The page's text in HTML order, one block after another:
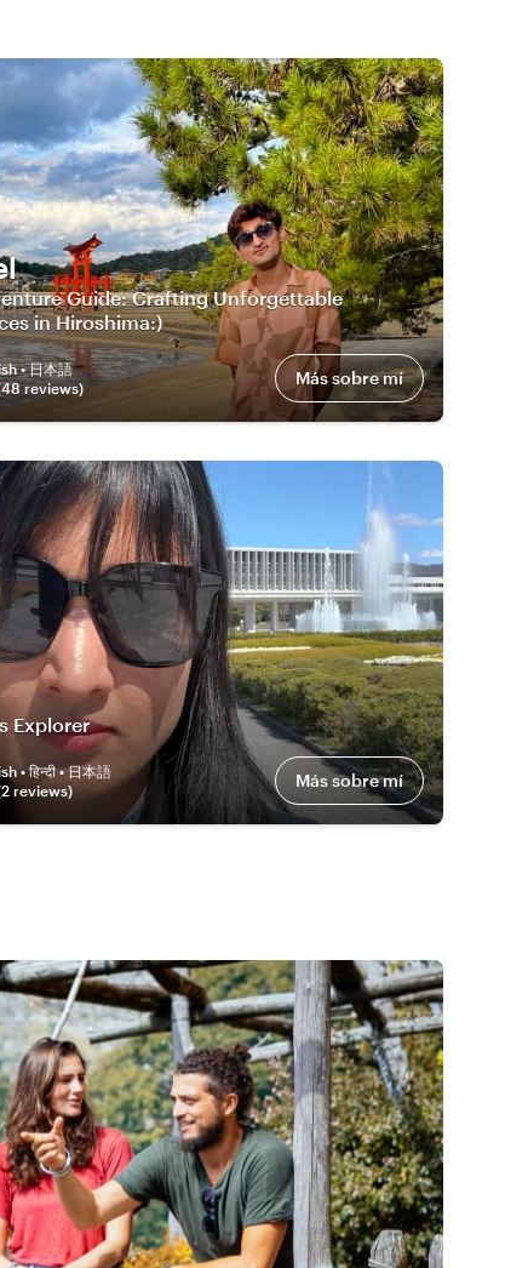
Guide: Crafting Unforgettable
in Hiroshima:)
• 日本語
48 reviews) Más sobre mí
Explorer
• हिन्दी • 日本語
2 reviews) Más sobre mí